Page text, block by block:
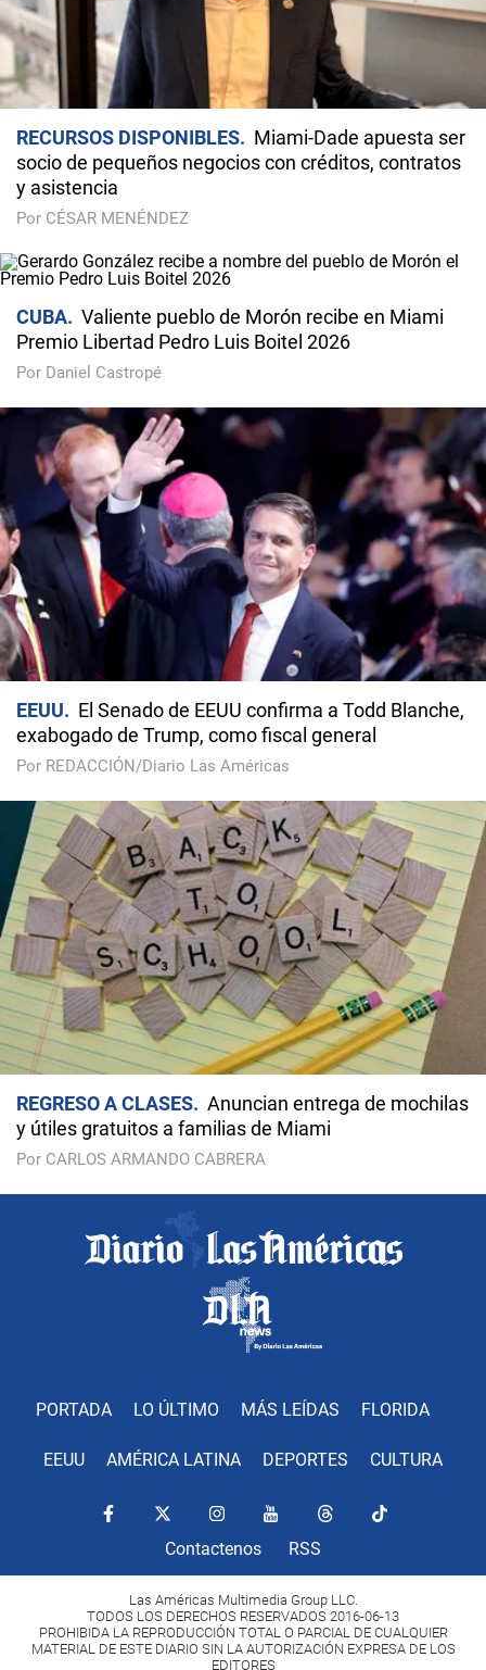
RECURSOS DISPONIBLES
Miami-Dade apuesta ser
socio de pequeños negocios con créditos, contratos
y asistencia
Por CÉSAR MENÉNDEZ
CUBA
Valiente pueblo de Morón recibe en Miami
Premio Libertad Pedro Luis Boitel 2026
Por Daniel Castropé
EEUU
El Senado de EEUU confirma a Todd Blanche,
exabogado de Trump, como fiscal general
Por REDACCIÓN/Diario Las Américas
REGRESO A CLASES
Anuncian entrega de mochilas
y útiles gratuitos a familias de Miami
Por CARLOS ARMANDO CABRERA
PORTADA LO ÚLTIMO MÁS LEÍDAS FLORIDA
EEUU AMÉRICA LATINA DEPORTES CULTURA
Contactenos RSS
Las Américas Multimedia Group LLC.
TODOS LOS DERECHOS RESERVADOS 2016-06-13
PROHIBIDA LA REPRODUCCIÓN TOTAL O PARCIAL DE CUALQUIER
MATERIAL DE ESTE DIARIO SIN LA AUTORIZACIÓN EXPRESA DE LOS
EDITORES